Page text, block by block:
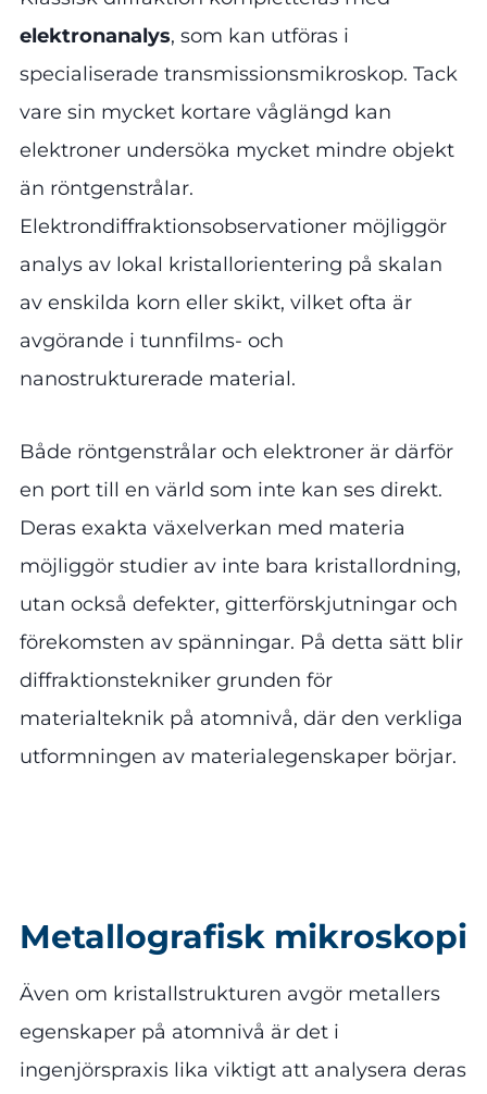
elektronanalys, som kan utföras i
specialiserade transmissionsmikroskop. Tack
vare sin mycket kortare våglängd kan
elektroner undersöka mycket mindre objekt
än röntgenstrålar.
Elektrondiffraktionsobservationer möjliggör
analys av lokal kristallorientering på skalan
av enskilda korn eller skikt, vilket ofta är
avgörande i tunnfilms- och
nanostrukturerade material.
Både röntgenstrålar och elektroner är därför
en port till en värld som inte kan ses direkt.
Deras exakta växelverkan med materia
möjliggör studier av inte bara kristallordning,
utan också defekter, gitterförskjutningar och
förekomsten av spänningar. På detta sätt blir
diffraktionstekniker grunden för
materialteknik på atomnivå, där den verkliga
utformningen av materialegenskaper börjar.
Metallografisk mikroskopi
Även om kristallstrukturen avgör metallers
egenskaper på atomnivå är det i
ingenjörspraxis lika viktigt att analysera deras